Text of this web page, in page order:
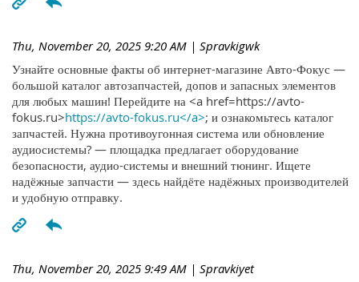
Thu, November 20, 2025 9:20 AM | Spravkigwk
Узнайте основные факты об интернет-магазине Авто-Фокус —
большой каталог автозапчастей, допов и запасных элементов
для любых машин! Перейдите на <a href=https://avto-
fokus.ru>https://avto-fokus.ru</a>; и ознакомьтесь каталог
запчастей. Нужна противоугонная система или обновление
аудиосистемы? — площадка предлагает оборудование
безопасности, аудио-системы и внешний тюнинг. Ищете
надёжные запчасти — здесь найдёте надёжных производителей
и удобную отправку.
Thu, November 20, 2025 9:49 AM | Spravkiyet